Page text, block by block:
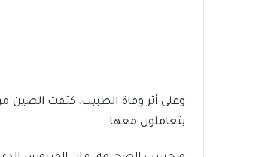
وعلى أثر وفاة الطبيب، كثفت الصين
يتعاملون معها.